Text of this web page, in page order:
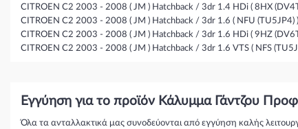
CITROEN C2 2003 - 2008 ( JM ) Hatchback / 3dr 1.4 HDi ( 8HX
CITROEN C2 2003 - 2008 ( JM ) Hatchback / 3dr 1.6 ( NFU (TU5JP4) )
CITROEN C2 2003 - 2008 ( JM ) Hatchback / 3dr 1.6 HDi ( 9HZ
CITROEN C2 2003 - 2008 ( JM ) Hatchback / 3dr 1.6 VTS ( NFS
Εγγύηση για το προϊόν Κάλυμμα Γάντζου
Όλα τα ανταλλακτικά μας συνοδεύονται από εγγύηση καλής